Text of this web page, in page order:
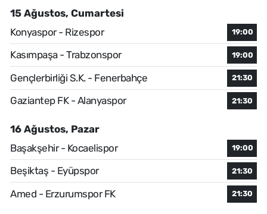
15 Ağustos, Cumartesi
Konyaspor - Rizespor
19:00
Kasımpaşa - Trabzonspor 19:00
Gençlerbirliği S.K. - Fenerbahçe 21:30
Gaziantep FK - Alanyaspor 21:30
16 Ağustos, Pazar
Başakşehir - Kocaelispor
19:00
Beşiktaş - Eyüpspor 21:30
Amed - Erzurumspor FK 21:30